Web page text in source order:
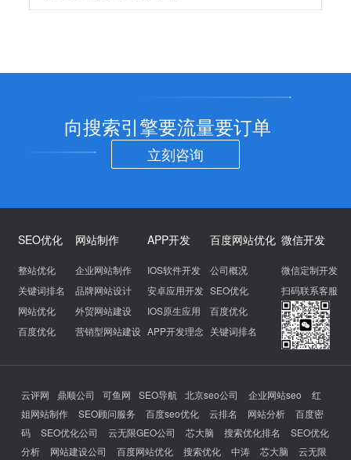
向搜索引擎要流量要订单
立刻咨询
SEO优化
整站优化
关键词排名
网站优化
百度优化
网站制作
企业网站制作
品牌网站设计
外贸网站建设
营销型网站建设
APP开发
IOS软件开发
安卓应用开发
IOS原生应用
APP开发理念
百度网站优化
公司概况
SEO优化
百度优化
关键词排名
微信开发
微信定制开发
扫码联系客服
云评网 鼎顺公司 可鱼网 SEO导航 北京seo公司 企业网站seo
红
姐网站制作
SEO顾问服务 百度seo优化 云排名 网站分析
百度密
码
SEO优化公司 云无限GEO公司 芯大脑 搜索优化排名
SEO优化
分析
网站建设公司 百度网站优化 搜索优化 中涛 芯大脑 云无限